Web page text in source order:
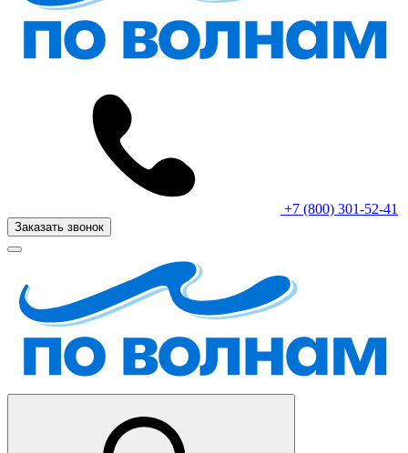
+7 (800) 301-52-41
Заказать звонок